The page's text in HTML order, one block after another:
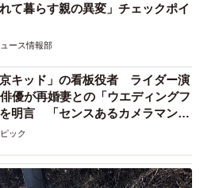
て暮らす親の異変」チェックポイ
ース情報部
キッド」の看板役者 ライダー演
優が再婚妻との「ウエディングフ
明言 「センスあるカメラマン求
ック